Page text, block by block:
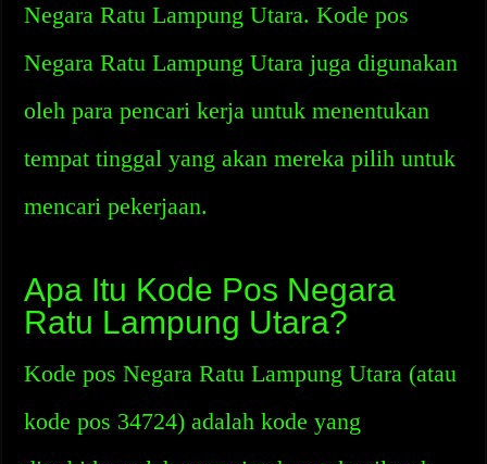
Negara Ratu Lampung Utara. Kode pos
Negara Ratu Lampung Utara juga digunakan
oleh para pencari kerja untuk menentukan
tempat tinggal yang akan mereka pilih untuk
mencari pekerjaan.
Apa Itu Kode Pos Negara
Ratu Lampung Utara?
Kode pos Negara Ratu Lampung Utara (atau
kode pos 34724) adalah kode yang